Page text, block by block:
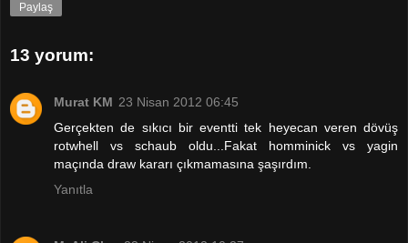
Paylaş
13 yorum:
Murat KM 23 Nisan 2012 06:45
Gerçekten de sıkıcı bir eventti tek heyecan veren dövüş
rotwhell vs schaub oldu...Fakat homminick vs yagin
maçında draw kararı çıkmamasına şaşırdım.
Yanıtla